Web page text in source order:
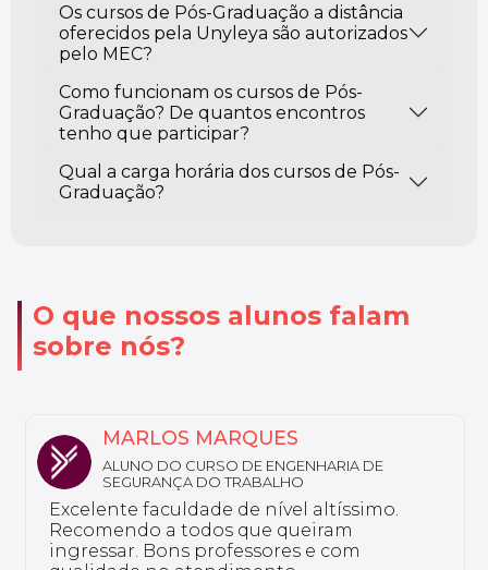
Os cursos de Pós-Graduação a distância
oferecidos pela Unyleya são autorizados
pelo MEC?
Como funcionam os cursos de Pós-
Graduação? De quantos encontros
tenho que participar?
Qual a carga horária dos cursos de Pós-
Graduação?
O que nossos alunos falam
sobre nós?
MARLOS MARQUES
ALUNO DO CURSO DE ENGENHARIA DE
SEGURANÇA DO TRABALHO
Excelente faculdade de nível altíssimo.
Recomendo a todos que queiram
ingressar. Bons professores e com